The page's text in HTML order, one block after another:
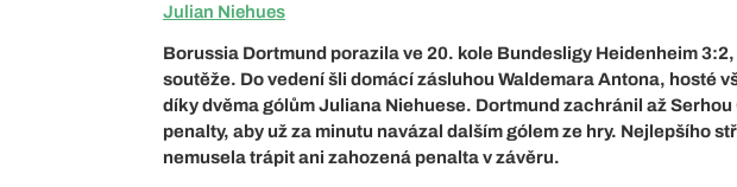
Julian Niehues
Borussia Dortmund porazila ve 20. kole Bundesligy Heidenheim
soutěže. Do vedení šli domácí zásluhou Waldemara Antona, hosté
díky dvěma gólům Juliana Niehuese. Dortmund zachránil až
penalty, aby už za minutu navázal dalším gólem ze hry. Nejlepšího
nemusela trápit ani zahozená penalta v závěru.